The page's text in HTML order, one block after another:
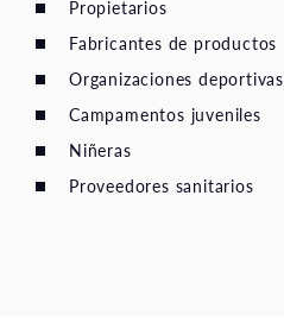
Propietarios
Fabricantes de productos
Organizaciones deportivas
Campamentos juveniles
Niñeras
Proveedores sanitarios